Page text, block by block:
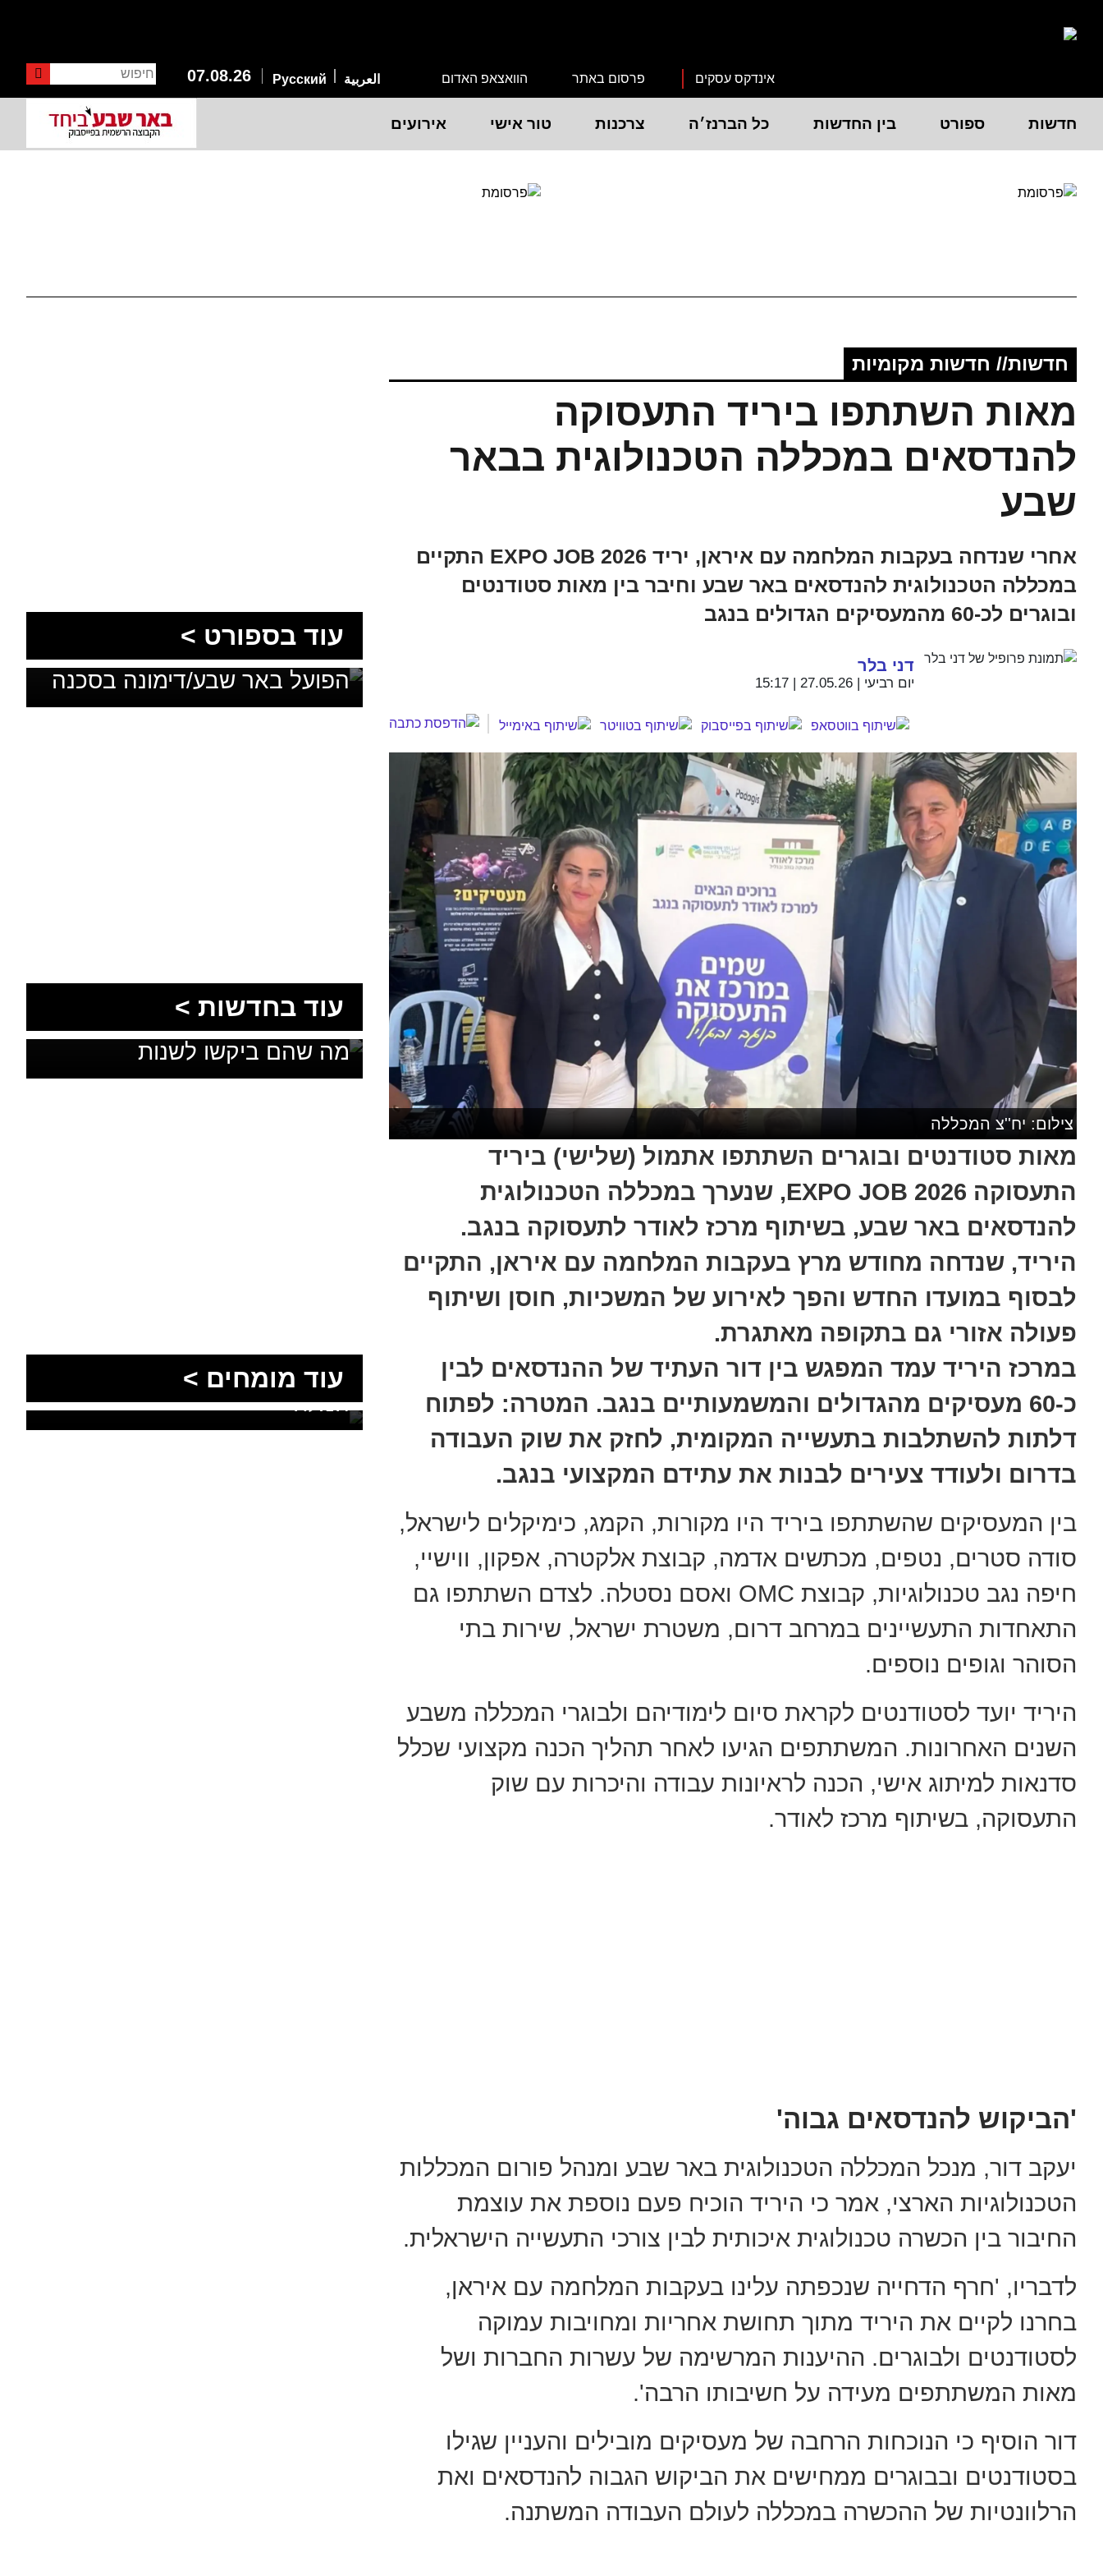
אינדקס עסקים פרסום באתר הוואצאפ האדום 07.08.26 חיפוש
العربية Русский
חדשות ספורט בין החדשות כל הברנז׳ה צרכנות טור אישי אירועים
חדשות// חדשות מקומיות
מאות השתתפו ביריד התעסוקה
להנדסאים במכללה הטכנולוגית בבאר
שבע
אחרי שנדחה בעקבות המלחמה עם איראן, יריד EXPO JOB 2026 התקיים
במכללה הטכנולוגית להנדסאים באר שבע וחיבר בין מאות סטודנטים
ובוגרים לכ-60 מהמעסיקים הגדולים בנגב
דני בלר
יום רביעי | 27.05.26 | 15:17
צילום: יח''צ המכללה
מאות סטודנטים ובוגרים השתתפו אתמול (שלישי) ביריד
התעסוקה EXPO JOB 2026, שנערך במכללה הטכנולוגית
להנדסאים באר שבע, בשיתוף מרכז לאודר לתעסוקה בנגב.
היריד, שנדחה מחודש מרץ בעקבות המלחמה עם איראן, התקיים
לבסוף במועדו החדש והפך לאירוע של המשכיות, חוסן ושיתוף
פעולה אזורי גם בתקופה מאתגרת.
במרכז היריד עמד המפגש בין דור העתיד של ההנדסאים לבין
כ-60 מעסיקים מהגדולים והמשמעותיים בנגב. המטרה: לפתוח
דלתות להשתלבות בתעשייה המקומית, לחזק את שוק העבודה
בדרום ולעודד צעירים לבנות את עתידם המקצועי בנגב.
בין המעסיקים שהשתתפו ביריד היו מקורות, הקמג, כימיקלים לישראל,
סודה סטרים, נטפים, מכתשים אדמה, קבוצת אלקטרה, אפקון, ווישיי,
חיפה נגב טכנולוגיות, קבוצת OMC ואסם נסטלה. לצדם השתתפו גם
התאחדות התעשיינים במרחב דרום, משטרת ישראל, שירות בתי
הסוהר וגופים נוספים.
היריד יועד לסטודנטים לקראת סיום לימודיהם ולבוגרי המכללה משבע
השנים האחרונות. המשתתפים הגיעו לאחר תהליך הכנה מקצועי שכלל
סדנאות למיתוג אישי, הכנה לראיונות עבודה והיכרות עם שוק
התעסוקה, בשיתוף מרכז לאודר.
'הביקוש להנדסאים גבוה'
יעקב דור, מנכל המכללה הטכנולוגית באר שבע ומנהל פורום המכללות
הטכנולוגיות הארצי, אמר כי היריד הוכיח פעם נוספת את עוצמת
החיבור בין הכשרה טכנולוגית איכותית לבין צורכי התעשייה הישראלית.
לדבריו, 'חרף הדחייה שנכפתה עלינו בעקבות המלחמה עם איראן,
בחרנו לקיים את היריד מתוך תחושת אחריות ומחויבות עמוקה
לסטודנטים ולבוגרים. ההיענות המרשימה של עשרות החברות ושל
מאות המשתתפים מעידה על חשיבותו הרבה'.
דור הוסיף כי הנוכחות הרחבה של מעסיקים מובילים והעניין שגילו
בסטודנטים ובבוגרים ממחישים את הביקוש הגבוה להנדסאים ואת
הרלוונטיות של ההכשרה במכללה לעולם העבודה המשתנה.
עוד בספורט >
בלי מאמן, בלי סגל ועם דדליין:
הפועל באר שבע/דימונה בסכנה
עוד בחדשות >
1,600 מתושבי עומר השתתפו
בגיבוש תוכנית האב לחינוך: זה
מה שהם ביקשו לשנות
עוד מומחים >
מתכננים נסיעה קבוצתית
מושלמת לנגב, לאילת ולים
המלח